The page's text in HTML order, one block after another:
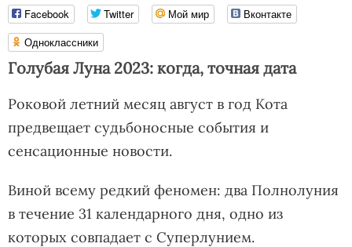
Facebook Twitter Мой мир
Вконтакте
Одноклассники
Голубая Луна 2023: когда, точная дата
Роковой летний месяц август в год Кота
предвещает судьбоносные события и
сенсационные новости.
Виной всему редкий феномен: два Полнолуния
в течение 31 календарного дня, одно из
которых совпадает с Суперлунием.